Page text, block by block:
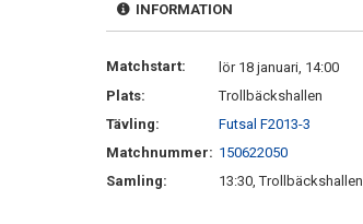
INFORMATION
Matchstart:
lör 18 januari, 14:00
Plats:
Trollbäckshallen
Tävling:
Futsal F2013-3
Matchnummer: 150622050
Samling:
13:30, Trollbäckshallen